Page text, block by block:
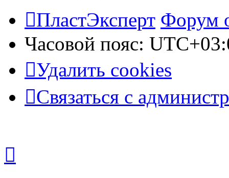
ПластЭксперт Форум
Часовой пояс:
Удалить cookies
Связаться с